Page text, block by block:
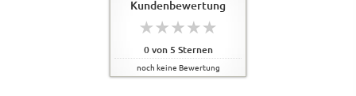
Kundenbewertung
0von5 Sternen
noch keine Bewertung